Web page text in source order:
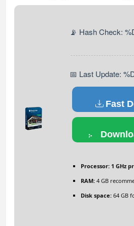
📡 Hash Check:
📅 Last Update:
Fast
Processor: 1 GHz
RAM: 4 GB
Disk space: 64 GB